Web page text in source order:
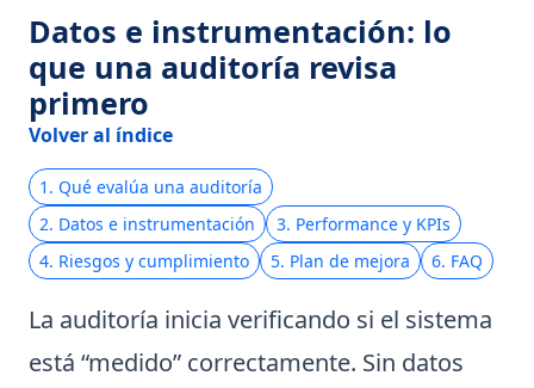
Datos e instrumentación: lo
que una auditoría revisa
primero
Volver al índice
1. Qué evalúa una auditoría
2. Datos e instrumentación
3. Performance y KPIs
4. Riesgos y cumplimiento
5. Plan de mejora 6. FAQ
La auditoría inicia verificando si el sistema
está “medido” correctamente. Sin datos